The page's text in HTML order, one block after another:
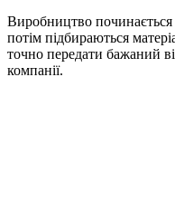
Виробництво починається
потім підбираються
точно передати бажаний
компанії.